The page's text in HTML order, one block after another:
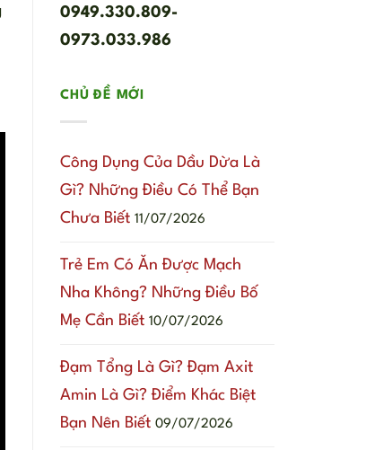
0949.330.809-
0973.033.986
CHỦ ĐỀ MỚI
Công Dụng Của Dầu Dừa Là
Gì? Những Điều Có Thể Bạn
Chưa Biết 11/07/2026
Trẻ Em Có Ăn Được Mạch
Nha Không? Những Điều Bố
Mẹ Cần Biết 10/07/2026
Đạm Tổng Là Gì? Đạm Axit
Amin Là Gì? Điểm Khác Biệt
Bạn Nên Biết 09/07/2026